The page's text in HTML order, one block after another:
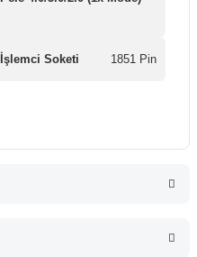
İşlemci Soketi 1851 Pin